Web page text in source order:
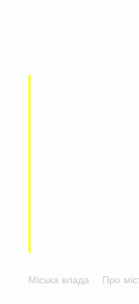
Міська влада Про